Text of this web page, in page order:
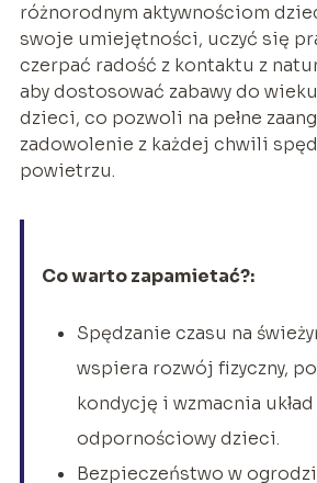
różnorodnym aktywnościom
swoje umiejętności, uczyć się
czerpać radość z kontaktu z
aby dostosować zabawy do
dzieci, co pozwoli na pełne
zadowolenie z każdej chwili
powietrzu.
Co warto zapamietać?:
Spędzanie czasu na
wspiera rozwój fizyczny,
kondycję i wzmacnia układ
odpornościowy dzieci.
Bezpieczeństwo w